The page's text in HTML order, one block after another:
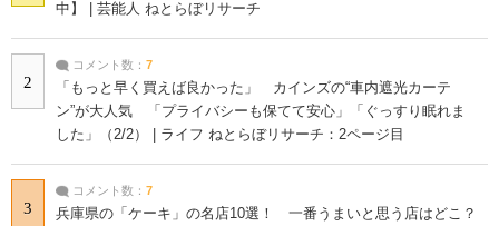
中】 | 芸能人 ねとらぼリサーチ
2
コメント数： 7
「もっと早く買えば良かった」 カインズの“車内遮光カーテ
ン”が大人気 「プライバシーも保てて安心」「ぐっすり眠れま
した」（2/2） | ライフ ねとらぼリサーチ：2ページ目
3
コメント数： 7
兵庫県の「ケーキ」の名店10選！ 一番うまいと思う店はどこ？